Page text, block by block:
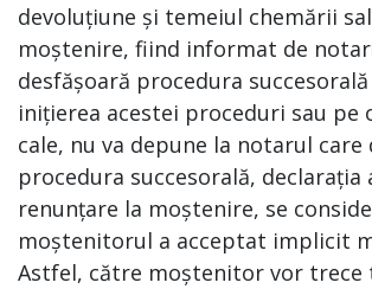
devoluțiune și temeiul chemării
moștenire, fiind informat de
desfășoară procedura
inițierea acestei proceduri sau pe
cale, nu va depune la notarul care
procedura succesorală, declarația
renunțare la moștenire, se
moștenitorul a acceptat implicit
Astfel, către moștenitor vor trece